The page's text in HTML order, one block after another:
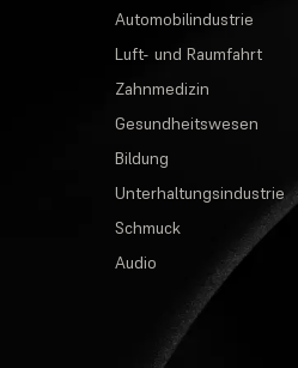
Automobilindustrie
Luft- und Raumfahrt
Zahnmedizin
Gesundheitswesen
Bildung
Unterhaltungsindustrie
Schmuck
Audio